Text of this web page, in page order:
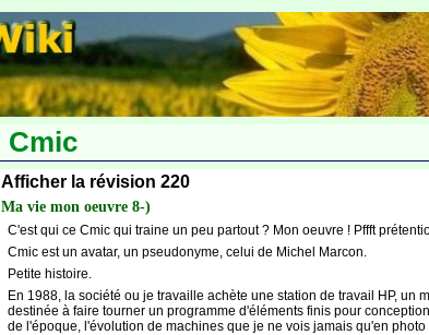
Cmic
Afficher la révision 220
Ma vie mon oeuvre 8-)
C'est qui ce Cmic qui traine un peu partout ? Mon oeuvre ! Pffft
Cmic est un avatar, un pseudonyme, celui de Michel Marcon.
Petite histoire.
En 1988, la société ou je travaille achète une station de travail HP, un
destinée à faire tourner un programme d'éléments finis pour
de l'époque, l'évolution de machines que je ne vois jamais qu'en